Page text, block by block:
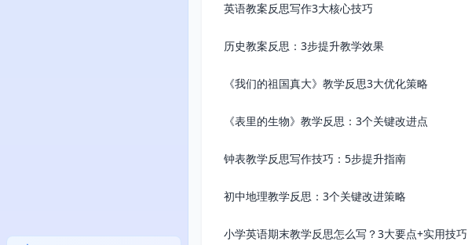
英语教案反思写作3大核心技巧
历史教案反思：3步提升教学效果
《我们的祖国真大》教学反思3大优化策略
《表里的生物》教学反思：3个关键改进点
钟表教学反思写作技巧：5步提升指南
初中地理教学反思：3个关键改进策略
小学英语期末教学反思怎么写？3大要点+实用技巧